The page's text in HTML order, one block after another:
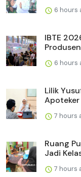
6 hours
IBTE
6 hours
Lilik
Apoteker
7 hours
Ruang
Jadi
7 hours